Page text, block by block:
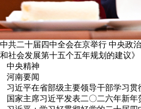
中共二十届四中全会在京举行 中央政
和社会发展第十五个五年规划的建议》
中央精神
河南要闻
习近平在省部级主要领导干部学习
国家主席习近平发表二〇二六年新年